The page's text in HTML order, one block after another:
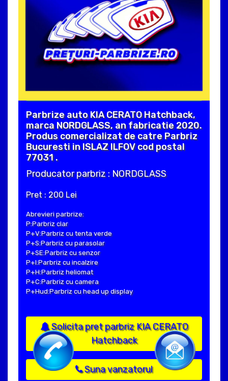
Parbrize auto KIA CERATO Hatchback,
marca NORDGLASS, an fabricatie 2020.
Produs comercializat de catre Parbriz
Bucuresti in ISLAZ ILFOV cod postal
77031 .
Producator parbriz : NORDGLASS
Pret : 200 Lei
Abrevieri parbrize:
P:Parbriz clar
P+V:Parbriz cu tenta verde
P+S:Parbriz cu parasolar
P+SE:Parbriz cu senzor
P+I:Parbriz cu incalzire
P+H:Parbriz heliomat
P+C:Parbriz cu camera
P+Hud:Parbriz cu head up display
Solicita pret parbriz KIA CERATO
Hatchback
Suna vanzatorul